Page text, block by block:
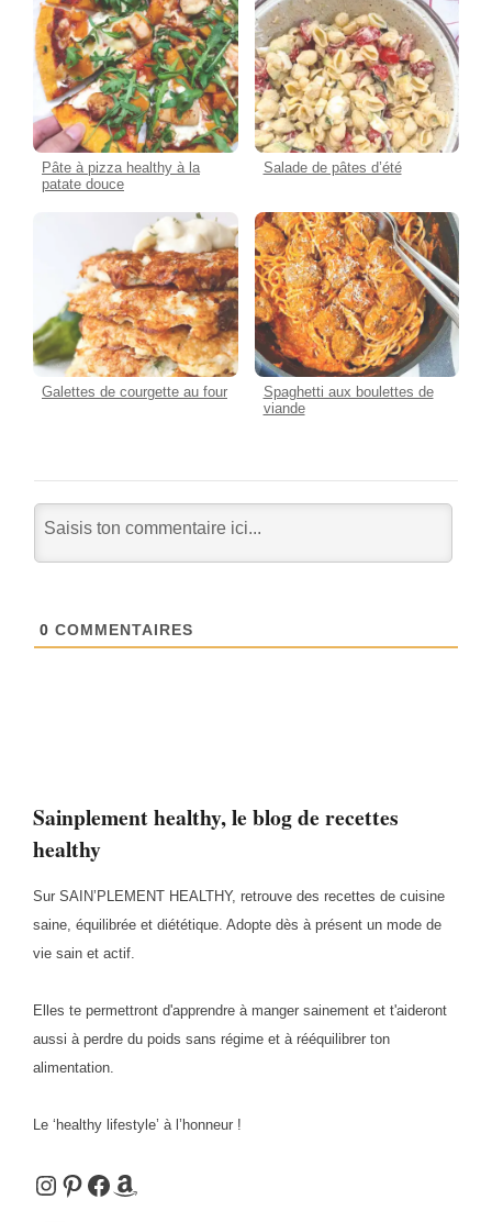
Sainplement healthy, le blog de recettes
healthy
Sur SAIN’PLEMENT HEALTHY, retrouve des recettes de cuisine
saine, équilibrée et diététique. Adopte dès à présent un mode de
vie sain et actif.
Elles te permettront d'apprendre à manger sainement et t'aideront
aussi à perdre du poids sans régime et à rééquilibrer ton
alimentation.
Le ‘healthy lifestyle’ à l’honneur !
Instagram
Pinterest
Facebook
Amazon
Pâte à pizza healthy à la
patate douce
Salade de pâtes d’été
Galettes de courgette au four
Spaghetti aux boulettes de
viande
0 COMMENTAIRES